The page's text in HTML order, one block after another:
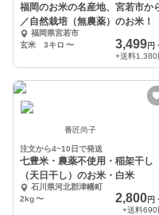
福岡のお米の名産地、宮若市か
／自然栽培（無農薬）のお米！
福岡県宮若市
玄米 3キロ 〜 3,499円
+送料1,380
番匠尚子
注文から4~10日で発送
七豊米・農薬不使用・稲架干し
（天日干し）のお米・白米
石川県河北郡津幡町
2kg〜 2,800円
+送料690